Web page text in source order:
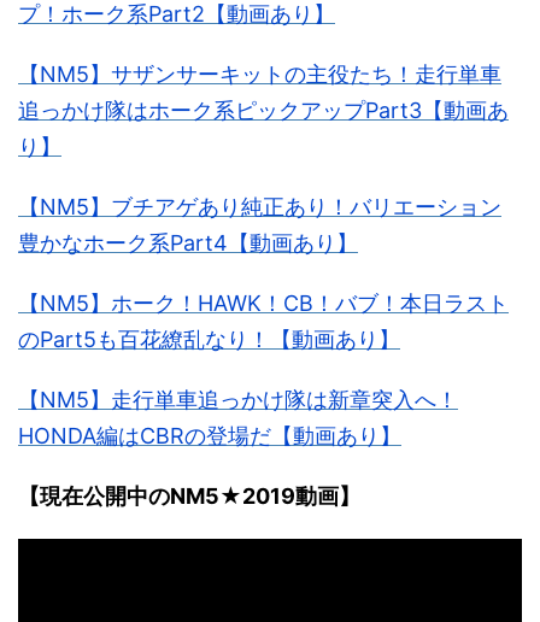
プ！ホーク系Part2【動画あり】
【NM5】サザンサーキットの主役たち！走行単車
追っかけ隊はホーク系ピックアップPart3【動画あ
り】
【NM5】ブチアゲあり純正あり！バリエーション
豊かなホーク系Part4【動画あり】
【NM5】ホーク！HAWK！CB！バブ！本日ラスト
のPart5も百花繚乱なり！【動画あり】
【NM5】走行単車追っかけ隊は新章突入へ！
HONDA編はCBRの登場だ【動画あり】
【現在公開中のNM5★2019動画】